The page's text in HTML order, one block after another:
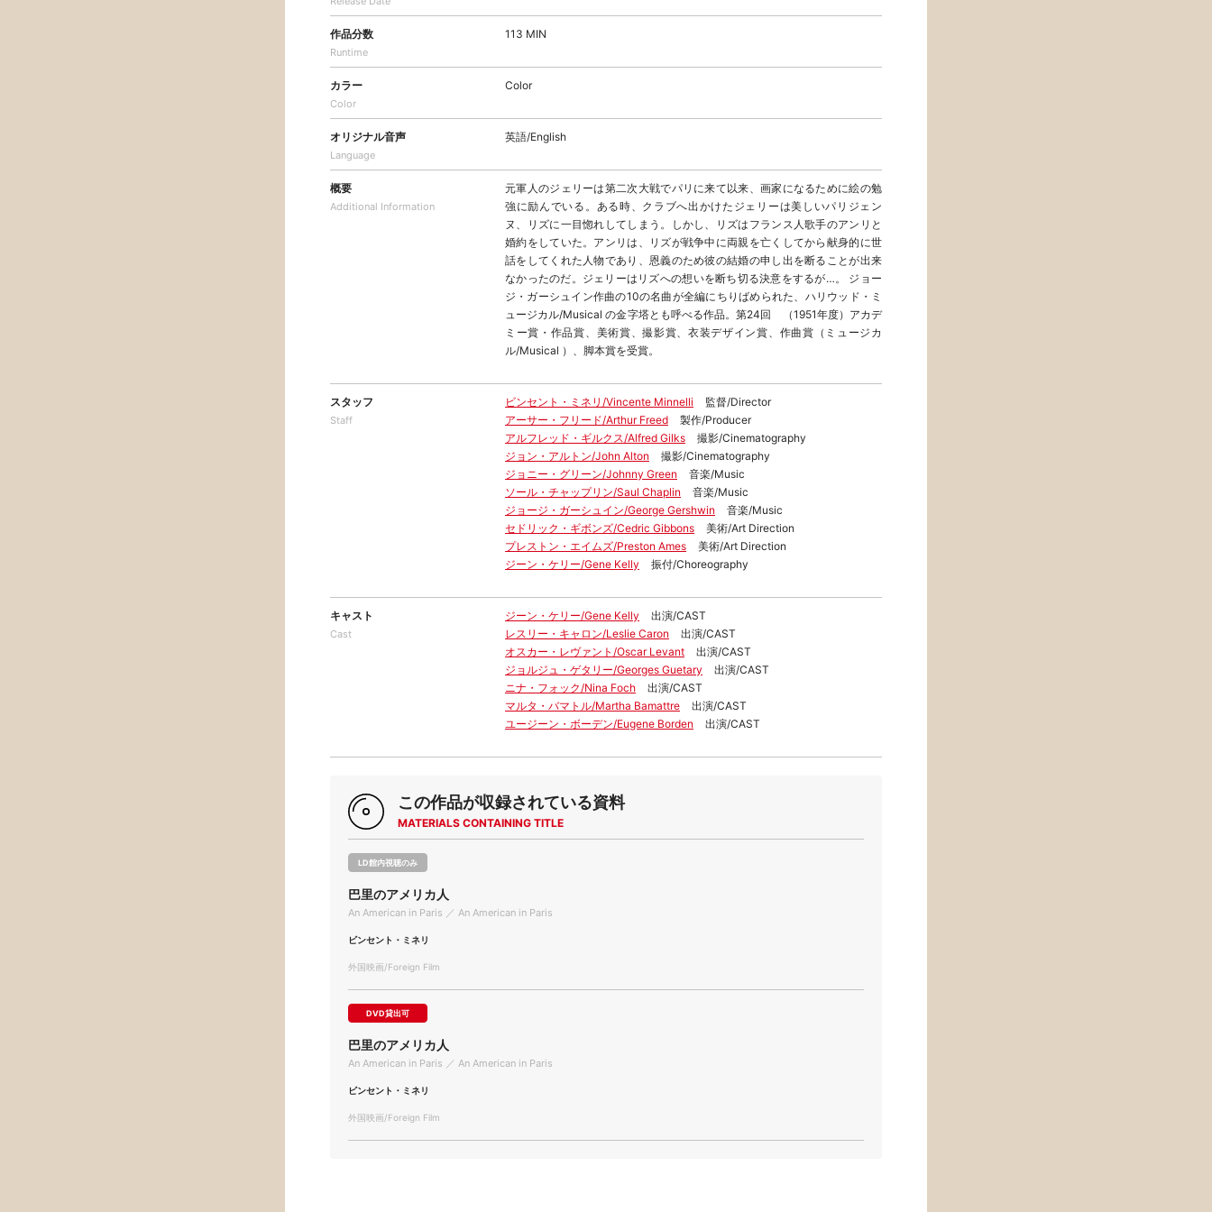
作品分数
Runtime
113 MIN
カラー
Color
Color
オリジナル音声
Language
英語/English
概要
Additional Information
元軍人のジェリーは第二次大戦でパリに来て以来、画家になるために絵の勉
強に励んでいる。ある時、クラブへ出かけたジェリーは美しいパリジェン
ヌ、リズに一目惚れしてしまう。しかし、リズはフランス人歌手のアンリと
婚約をしていた。アンリは、リズが戦争中に両親を亡くしてから献身的に世
話をしてくれた人物であり、恩義のため彼の結婚の申し出を断ることが出来
なかったのだ。ジェリーはリズへの想いを断ち切る決意をするが…。 ジョー
ジ・ガーシュイン作曲の10の名曲が全編にちりばめられた、ハリウッド・ミ
ュージカル/Musical の金字塔とも呼べる作品。第24回 （1951年度）アカデ
ミー賞・作品賞、美術賞、撮影賞、衣装デザイン賞、作曲賞（ミュージカ
ル/Musical ）、脚本賞を受賞。
スタッフ
Staff
ビンセント・ミネリ/Vincente Minnelli
監督/Director
アーサー・フリード/Arthur Freed
製作/Producer
アルフレッド・ギルクス/Alfred Gilks
撮影/Cinematography
ジョン・アルトン/John Alton
撮影/Cinematography
ジョニー・グリーン/Johnny Green
音楽/Music
ソール・チャップリン/Saul Chaplin
音楽/Music
ジョージ・ガーシュイン/George Gershwin
音楽/Music
セドリック・ギボンズ/Cedric Gibbons
美術/Art Direction
プレストン・エイムズ/Preston Ames
美術/Art Direction
ジーン・ケリー/Gene Kelly
振付/Choreography
キャスト
Cast
ジーン・ケリー/Gene Kelly
出演/CAST
レスリー・キャロン/Leslie Caron
出演/CAST
オスカー・レヴァント/Oscar Levant
出演/CAST
ジョルジュ・ゲタリー/Georges Guetary
出演/CAST
ニナ・フォック/Nina Foch
出演/CAST
マルタ・バマトル/Martha Bamattre
出演/CAST
ユージーン・ボーデン/Eugene Borden
出演/CAST
この作品が収録されている資料
MATERIALS CONTAINING TITLE
LD館内視聴のみ
巴里のアメリカ人
An American in Paris ／ An American in Paris
ビンセント・ミネリ
外国映画/Foreign Film
DVD貸出可
巴里のアメリカ人
An American in Paris ／ An American in Paris
ビンセント・ミネリ
外国映画/Foreign Film